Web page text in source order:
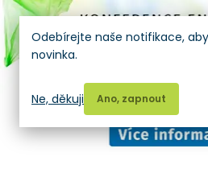
Odebírejte naše notifikace,
novinka.
Ano, zapnout
Ne, děkuji